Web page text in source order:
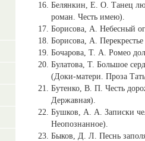
Белянкин, Е. О. Танец
роман. Честь имею).
Борисова, А. Небесный
Борисова, А.
Бочарова, Т. А. Ромео
Булатова, Т. Большое
(Доки-матери. Проза
Бутенко, В. П. Честь
Державная).
Бушков, А. А. Записки
Неопознанное).
Быков, Д. Л. Песнь